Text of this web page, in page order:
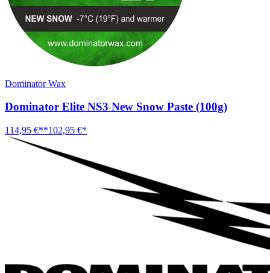
Dominator Wax
Dominator Elite NS3 New Snow Paste (100g)
114,95 €**102,95 €*